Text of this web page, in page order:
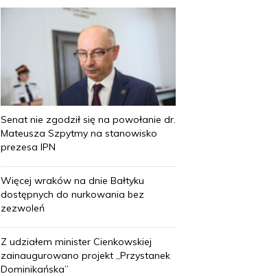
Senat nie zgodził się na powołanie dr.
Mateusza Szpytmy na stanowisko
prezesa IPN
Więcej wraków na dnie Bałtyku
dostępnych do nurkowania bez
zezwoleń
Z udziałem minister Cienkowskiej
zainaugurowano projekt „Przystanek
Dominikańska”